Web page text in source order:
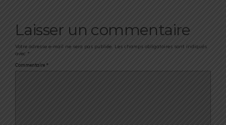
Laisser un commentaire
Votre adresse e-mail ne sera pas publiée. Les champs obligatoires sont indiqués
avec *
Commentaire *